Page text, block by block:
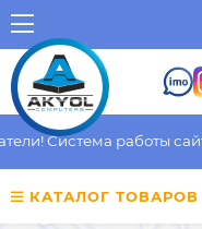
Система работы
КАТАЛОГ ТОВАРОВ